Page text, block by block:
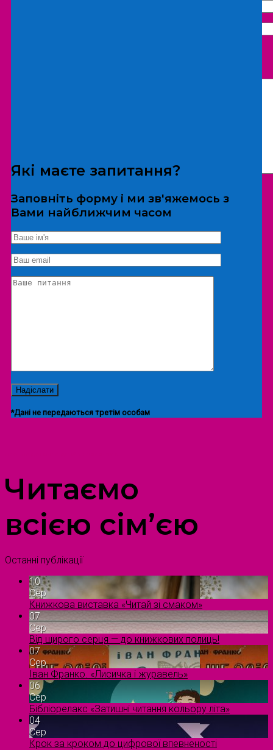
*Дані не передаються третім особам
Екскурсія/локація
Які маєте запитання?
Заповніть форму і ми зв'яжемось з
Вами найближчим часом
*Дані не передаються третім особам
Читаємо
всією сім’єю
Останні публікації
10
Сер
Книжкова виставка «Читай зі смаком»
07
Сер
Від щирого серця — до книжкових полиць!
07
Сер
Іван Франко. «Лисичка і журавель»
06
Сер
Бібліорелакс «Затишні читання кольору літа»
04
Сер
Крок за кроком до цифрової впевненості